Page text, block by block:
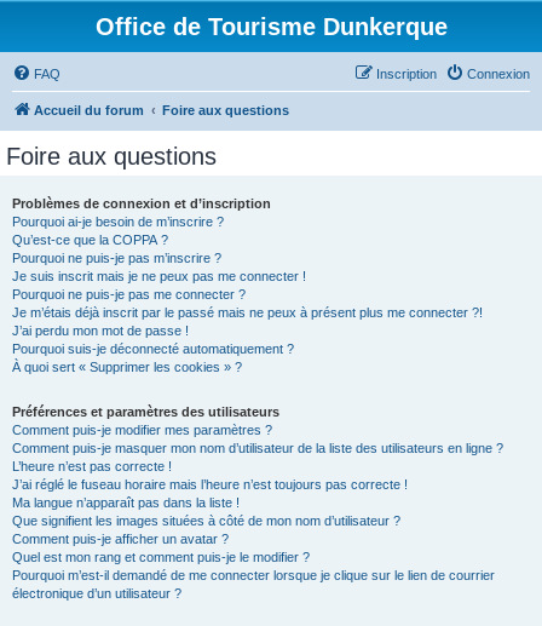
Office de Tourisme Dunkerque
FAQ Connexion
Inscription
Accueil du forum Foire aux questions
Foire aux questions
Problèmes de connexion et d’inscription
Pourquoi ai-je besoin de m’inscrire ?
Qu’est-ce que la COPPA ?
Pourquoi ne puis-je pas m’inscrire ?
Je suis inscrit mais je ne peux pas me connecter !
Pourquoi ne puis-je pas me connecter ?
Je m’étais déjà inscrit par le passé mais ne peux à présent plus me connecter ?!
J’ai perdu mon mot de passe !
Pourquoi suis-je déconnecté automatiquement ?
À quoi sert « Supprimer les cookies » ?
Préférences et paramètres des utilisateurs
Comment puis-je modifier mes paramètres ?
Comment puis-je masquer mon nom d’utilisateur de la liste des utilisateurs en ligne ?
L’heure n’est pas correcte !
J’ai réglé le fuseau horaire mais l’heure n’est toujours pas correcte !
Ma langue n’apparaît pas dans la liste !
Que signifient les images situées à côté de mon nom d’utilisateur ?
Comment puis-je afficher un avatar ?
Quel est mon rang et comment puis-je le modifier ?
Pourquoi m’est-il demandé de me connecter lorsque je clique sur le lien de courrier
électronique d’un utilisateur ?